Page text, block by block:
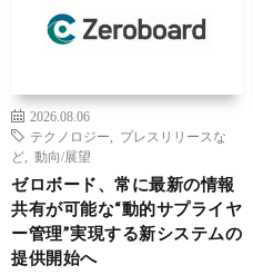
2026.08.06
テクノロジー
プレスリリースな
ど
動向/展望
ゼロボード、常に最新の情報
共有が可能な“動的サプライヤ
ー管理”実現する新システムの
提供開始へ